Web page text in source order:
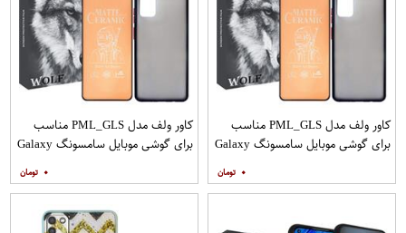
کاور ولف مدل PML_GLS مناسب
برای گوشی موبایل سامسونگ Galaxy
۰
کاور ولف مدل PML_GLS مناسب
برای گوشی موبایل سامسونگ Galaxy
مات
۰